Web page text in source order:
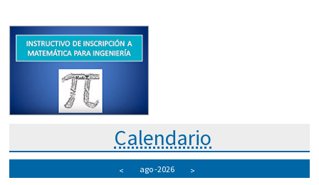
Calendario
< ago-2026
>